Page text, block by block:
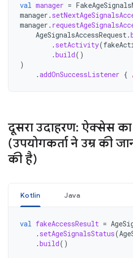
val manager =
manager .
manager .
AgeSignalsAccessRequest.
. setActivity(
.build()
)
.addOnSuccessListener {
दूसरा उदाहरण: ऐक्सेस
(उपयोगकर्ता ने उम्र की
की है)
Kotlin Java
val fakeAccessResult =
. setAgeSignalsStatus(
.build()